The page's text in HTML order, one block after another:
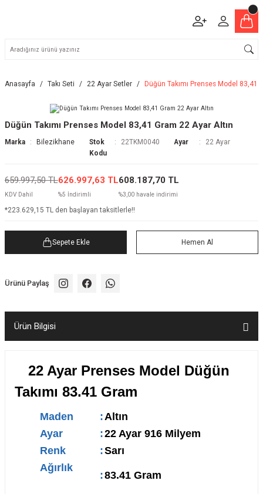
Anasayfa Takı Seti 22 Ayar Setler Düğün Takımı Prenses Model 83,41
Düğün Takımı Prenses Model 83,41 Gram 22 Ayar Altın
Marka Bilezikhane
Stok
Kodu
22TKM0040 Ayar 22 Ayar
659.997,50 TL
KDV Dahil
626.997,63 TL
%5 İndirimli
608.187,70 TL
%3,00 havale indirimi
*223.629,15 TL den başlayan taksitlerle!!
Sepete Ekle Hemen Al
Ürünü Paylaş
Ürün Bilgisi
22 Ayar Prenses Model Düğün
Takımı 83.41 Gram
Maden :Altın
Ayar
:22 Ayar 916 Milyem
Renk
:Sarı
Ağırlık
:83.41 Gram